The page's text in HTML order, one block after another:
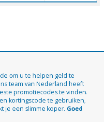
om u te helpen geld te
team van Nederland heeft
promotiecodes te vinden.
kortingscode te gebruiken,
je een slimme koper. Goed